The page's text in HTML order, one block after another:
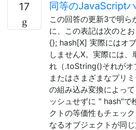
17 同等のJavaScript
この回答の更新3で明ら
に、この表記は次のと
{}; hash[X] 実際にはオ
しませんX。実際には、
れ（.toString()それがオ
またはさまざまなプリ
の組み込み変換によっ
ッシュせずに " hash"で
クトの等価性もチェッ
なるオブジェクトが同